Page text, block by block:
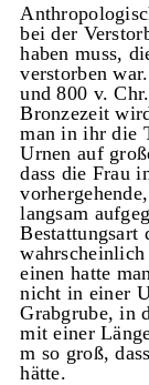
bei der
haben muss,
verstorben
und 800 v.
Bronzezeit
man in ihr die
Urnen auf
dass die Frau
langsam
einen hatte
nicht in einer
Grabgrube, in
mit einer
m so groß,
hätte.